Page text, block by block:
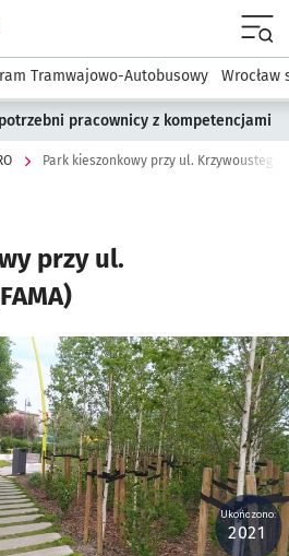
podserwis:
Tramwajowo-Autobusowy Wrocław
pracownicy z kompetencjami
Park kieszonkowy przy ul. Krzywoustego
przy ul.
Ukończono:
2021